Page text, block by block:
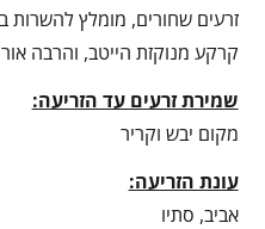
קרקע מנוקזת הייטב, והרבה אור
שמירת זרעים עד הזריעה:
מקום יבש וקריר
עונת הזריעה:
אביב, סתיו